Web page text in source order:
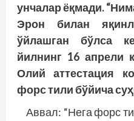
унчалар ёқмади.
Эрон билан
ўйлашган бўлса
йилнинг 16 апрели
Олий аттестация
форс тили бўйича
Аввал: “Нега форс